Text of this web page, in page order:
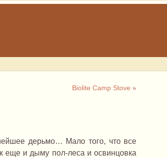
Biolite Camp Stove »
дерьмо… Мало того, что все
еще и дыму пол-леса и освинцовка